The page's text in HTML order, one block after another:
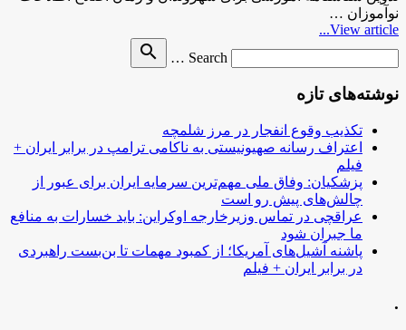
نوآموزان …
View article...
Search …
search
نوشته‌های تازه
تکذیب وقوع انفجار در مرز شلمچه
اعتراف رسانه صهیونیستی به ناکامی ترامپ در برابر ایران +
فیلم
پزشکیان: وفاق ملی مهم‌ترین سرمایه ایران برای عبور از
چالش‌های پیش رو است
عراقچی در تماس وزیرخارجه اوکراین: باید خسارات به منافع
ما جبران شود
پاشنه آشیل‌های آمریکا؛ از کمبود مهمات تا بن‌بست راهبردی
در برابر ایران + فیلم
.